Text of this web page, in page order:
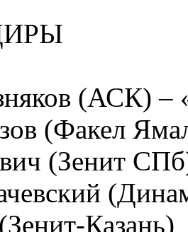
(АСК)
(Факел
(Зенит
Казань)